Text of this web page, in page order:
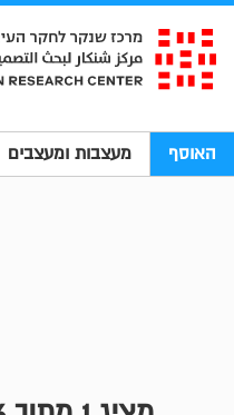
האוסף מעצבות ומעצבים